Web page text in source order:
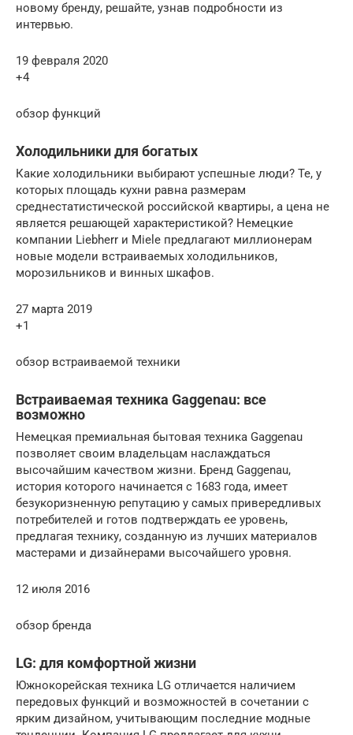
новому бренду, решайте, узнав подробности из
интервью.
19 февраля 2020
+4
обзор функций
Холодильники для богатых
Какие холодильники выбирают успешные люди? Те, у
которых площадь кухни равна размерам
среднестатистической российской квартиры, а цена не
является решающей характеристикой? Немецкие
компании Liebherr и Miele предлагают миллионерам
новые модели встраиваемых холодильников,
морозильников и винных шкафов.
27 марта 2019
+1
обзор встраиваемой техники
Встраиваемая техника Gaggenau: все
возможно
Немецкая премиальная бытовая техника Gaggenau
позволяет своим владельцам наслаждаться
высочайшим качеством жизни. Бренд Gaggenau,
история которого начинается с 1683 года, имеет
безукоризненную репутацию у самых привередливых
потребителей и готов подтверждать ее уровень,
предлагая технику, созданную из лучших материалов
мастерами и дизайнерами высочайшего уровня.
12 июля 2016
обзор бренда
LG: для комфортной жизни
Южнокорейская техника LG отличается наличием
передовых функций и возможностей в сочетании с
ярким дизайном, учитывающим последние модные